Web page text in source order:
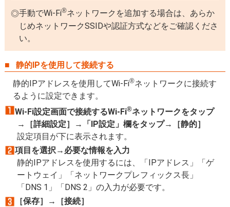
手動でWi-Fi®ネットワークを追加する場合は、あらか
じめネットワークSSIDや認証方式などをご確認くださ
い。
静的IPを使用して接続する
静的IPアドレスを使用してWi-Fi®ネットワークに接続す
るように設定できます。
Wi-Fi設定画面で接続するWi-Fi®ネットワークをタップ
→［詳細設定］→「IP設定」欄をタップ→［静的］
設定項目が下に表示されます。
項目を選択→必要な情報を入力
静的IPアドレスを使用するには、「IPアドレス」「ゲ
ートウェイ」「ネットワークプレフィックス長」
「DNS 1」「DNS 2」の入力が必要です。
［保存］→［接続］